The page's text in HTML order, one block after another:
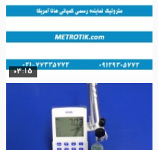
03:15